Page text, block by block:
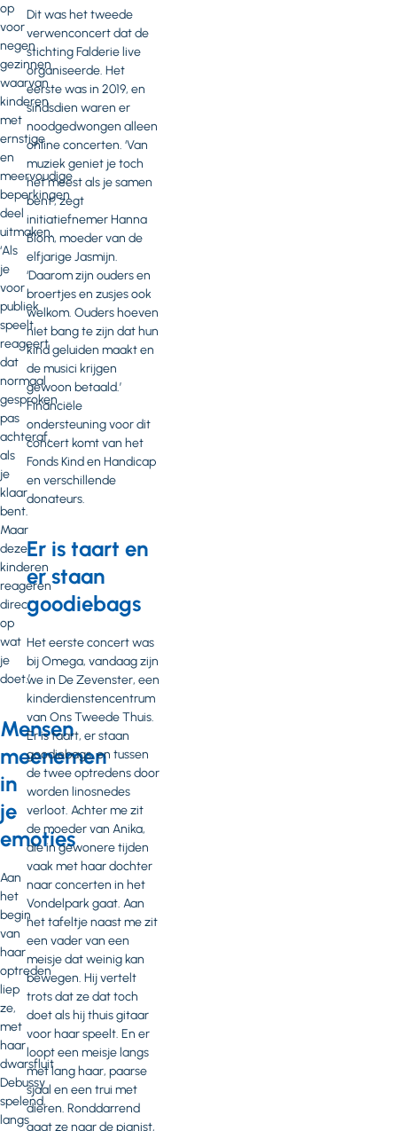
op
voor
negen
gezinnen
waarvan
kinderen
met
ernstige
en
meervoudige
beperkingen
deel
uitmaken.
‘Als
je
voor
publiek
speelt,
reageert
dat
normaal
gesproken
pas
achteraf,
als
je
klaar
bent.
Maar
deze
kinderen
reageren
direct
op
wat
je
doet.’
Mensen
meenemen
in
je
emoties
Aan
het
begin
van
haar
optreden
liep
ze,
met
haar
dwarsfluit
Debussy
spelend,
langs
Dit was het tweede
verwenconcert dat de
stichting Falderie live
organiseerde. Het
eerste was in 2019, en
sindsdien waren er
noodgedwongen alleen
online concerten. ‘Van
muziek geniet je toch
het meest als je samen
bent’, zegt
initiatiefnemer Hanna
Blom, moeder van de
elfjarige Jasmijn.
‘Daarom zijn ouders en
broertjes en zusjes ook
welkom. Ouders hoeven
niet bang te zijn dat hun
kind geluiden maakt en
de musici krijgen
gewoon betaald.’
Financiële
ondersteuning voor dit
concert komt van het
Fonds Kind en Handicap
en verschillende
donateurs.
Er is taart en
er staan
goodiebags
Het eerste concert was
bij Omega, vandaag zijn
we in De Zevenster, een
kinderdienstencentrum
van Ons Tweede Thuis.
Er is taart, er staan
goodiebags, en tussen
de twee optredens door
worden linosnedes
verloot. Achter me zit
de moeder van Anika,
die in gewonere tijden
vaak met haar dochter
naar concerten in het
Vondelpark gaat. Aan
het tafeltje naast me zit
een vader van een
meisje dat weinig kan
bewegen. Hij vertelt
trots dat ze dat toch
doet als hij thuis gitaar
voor haar speelt. En er
loopt een meisje langs
met lang haar, paarse
sjaal en een trui met
dieren. Ronddarrend
gaat ze naar de pianist,